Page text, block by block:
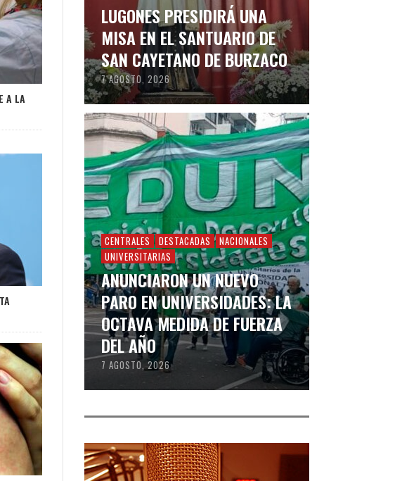
A LA
LUGONES PRESIDIRÁ UNA
MISA EN EL SANTUARIO DE
SAN CAYETANO DE BURZACO
7 AGOSTO, 2026
CENTRALES DESTACADAS
NACIONALES
UNIVERSITARIAS
ANUNCIARON UN NUEVO
PARO EN UNIVERSIDADES: LA
OCTAVA MEDIDA DE FUERZA
DEL AÑO
7 AGOSTO, 2026